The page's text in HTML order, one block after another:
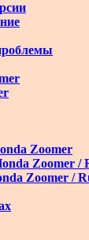
Zoomer
Zoomer /
Zoomer /